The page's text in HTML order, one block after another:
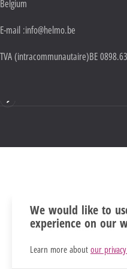
Belgium
E-mail :info@helmo.be
TVA (intracommunautaire)BE
We would like to
experience on our
Learn more about our